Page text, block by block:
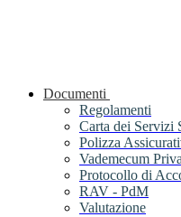
Documenti
Regolamenti
Carta dei Servizi
Polizza
Vademecum
Protocollo di
RAV - PdM
Valutazione